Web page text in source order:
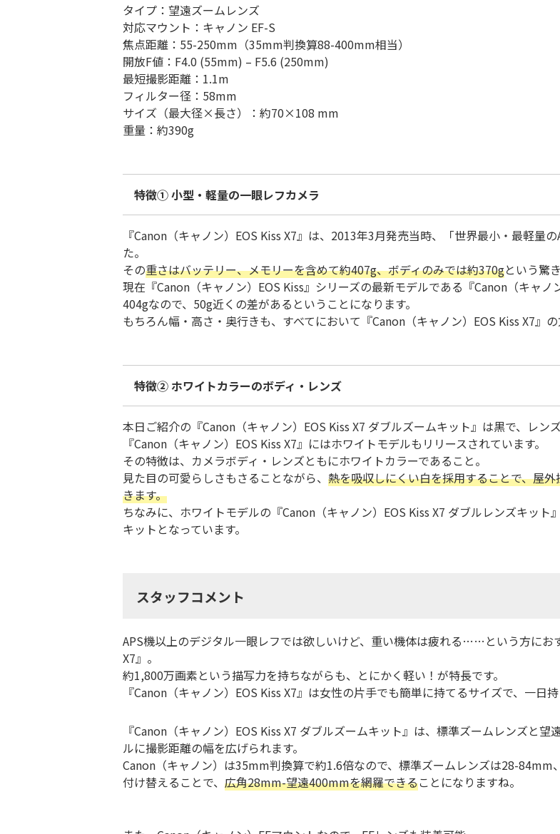
タイプ：望遠ズームレンズ
対応マウント：キャノン EF-S
焦点距離：55-250mm（35mm判換算88-400mm相当）
開放F値：F4.0 (55mm) – F5.6 (250mm)
最短撮影距離：1.1m
フィルター径：58mm
サイズ（最大径×長さ）：約70×108 mm
重量：約390g
特徴① 小型・軽量の一眼レフカメラ
『Canon（キャノン）EOS Kiss X7』は、2013年3月発売当時、「世界最小・最軽量
た。
その重さはバッテリー、メモリーを含めて約407g、ボディのみでは約370gという驚
現在『Canon（キャノン）EOS Kiss』シリーズの最新モデルである『Canon（キャ
404gなので、50g近くの差があるということになります。
もちろん幅・高さ・奥行きも、すべてにおいて『Canon（キャノン）EOS Kiss X7』の
特徴② ホワイトカラーのボディ・レンズ
本日ご紹介の『Canon（キャノン）EOS Kiss X7 ダブルズームキット』は黒で、レン
『Canon（キャノン）EOS Kiss X7』にはホワイトモデルもリリースされています。
その特徴は、カメラボディ・レンズともにホワイトカラーであること。
見た目の可愛らしさもさることながら、 熱を吸収しにくい白を採用することで、屋
きます。
ちなみに、ホワイトモデルの『Canon（キャノン）EOS Kiss X7 ダブルレンズキッ
キットとなっています。
スタッフコメント
APS機以上のデジタル一眼レフでは欲しいけど、重い機体は疲れる……という方にお
X7』。
約1,800万画素という描写力を持ちながらも、とにかく軽い！が特長です。
『Canon（キャノン）EOS Kiss X7』は女性の片手でも簡単に持てるサイズで、一日
『Canon（キャノン）EOS Kiss X7 ダブルズームキット』は、標準ズームレンズと
ルに撮影距離の幅を広げられます。
Canon（キャノン）は35mm判換算で約1.6倍なので、標準ズームレンズは28-84mm
付け替えることで、 広角28mm-望遠400mmを網羅できることになりますね。